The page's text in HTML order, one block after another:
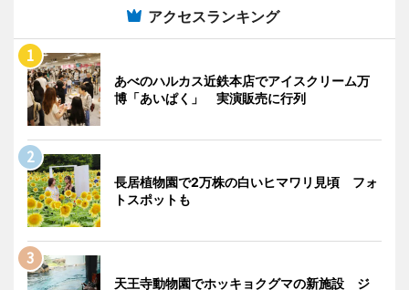
アクセスランキング
あべのハルカス近鉄本店でアイスクリーム万
博「あいぱく」 実演販売に行列
長居植物園で2万株の白いヒマワリ見頃 フォ
トスポットも
天王寺動物園でホッキョクグマの新施設 ジ